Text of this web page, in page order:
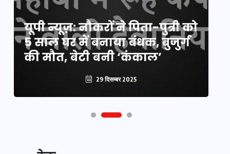
यूपी न्यूज़: नौकरों ने पिता-पुत्री को
5 साल घर में बनाया बंधक, बुजुर्ग
की मौत, बेटी बनी ‘कंकाल’
29 दिसम्बर 2025